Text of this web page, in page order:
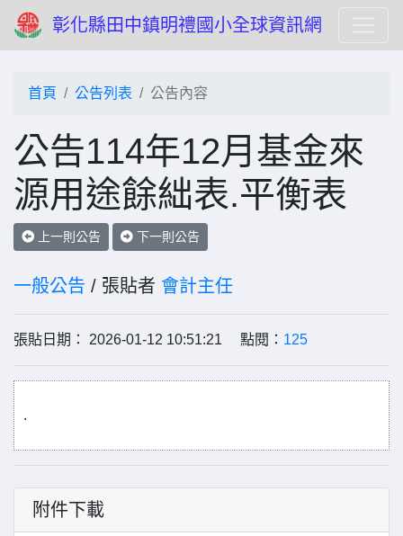
彰化縣田中鎮明禮國小全球資訊網
首頁 公告列表 公告內容
公告114年12月基金來
源用途餘絀表.平衡表
上一則公告 下一則公告
一般公告 / 張貼者 會計主任
張貼日期： 2026-01-12 10:51:21 點閱： 125
.
附件下載